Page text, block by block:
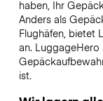
haben, Ihr
Anders als
Flughäfen, bietet
an.
ist.